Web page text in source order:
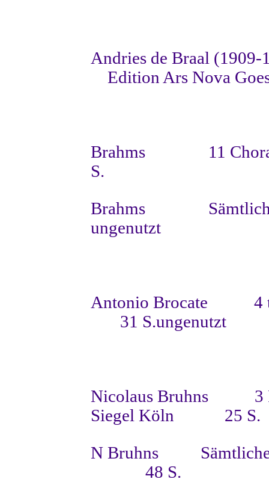
Andries de Braal (1909-
Edition Ars Nova
Brahms
11
S.
Brahms
ungenutzt
Antonio Brocate
4
31 S.ungenutzt
Nicolaus Bruhns
3
Siegel Köln
25 S.
N Bruhns
48 S.